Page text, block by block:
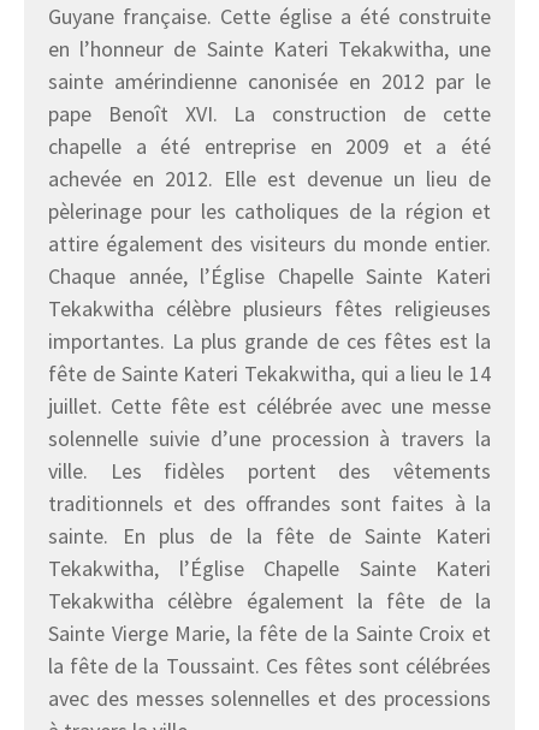
Guyane française. Cette église a été construite
en l’honneur de Sainte Kateri Tekakwitha, une
sainte amérindienne canonisée en 2012 par le
pape Benoît XVI. La construction de cette
chapelle a été entreprise en 2009 et a été
achevée en 2012. Elle est devenue un lieu de
pèlerinage pour les catholiques de la région et
attire également des visiteurs du monde entier.
Chaque année, l’Église Chapelle Sainte Kateri
Tekakwitha célèbre plusieurs fêtes religieuses
importantes. La plus grande de ces fêtes est la
fête de Sainte Kateri Tekakwitha, qui a lieu le 14
juillet. Cette fête est célébrée avec une messe
solennelle suivie d’une procession à travers la
ville. Les fidèles portent des vêtements
traditionnels et des offrandes sont faites à la
sainte. En plus de la fête de Sainte Kateri
Tekakwitha, l’Église Chapelle Sainte Kateri
Tekakwitha célèbre également la fête de la
Sainte Vierge Marie, la fête de la Sainte Croix et
la fête de la Toussaint. Ces fêtes sont célébrées
avec des messes solennelles et des processions